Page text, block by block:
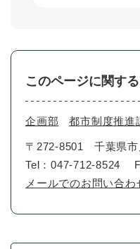
このページに関す
企画部 都市制度推進
〒272-8501
千葉県
Tel：047-712-8524
メールでのお問い合わ